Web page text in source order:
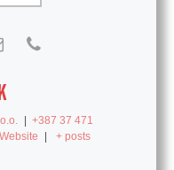
+387 37 471
Website + posts